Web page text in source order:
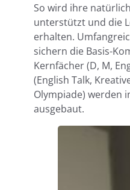
So wird ihre
unterstützt und die
erhalten.
sichern die Basis-
Kernfächer (D, M,
(English Talk,
Olympiade) werden
ausgebaut.